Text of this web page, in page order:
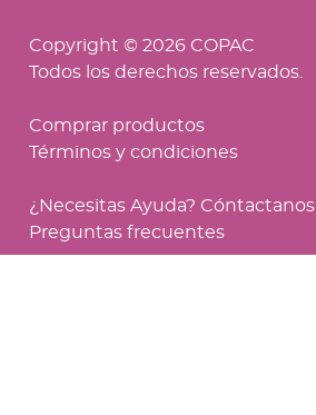
Copyright © 2026 COPAC
Todos los derechos reservados.
Comprar productos
Términos y condiciones
¿Necesitas Ayuda? Cóntactanos
Preguntas frecuentes